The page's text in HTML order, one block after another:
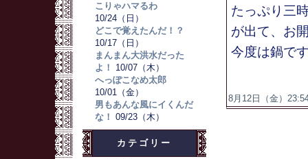
こりゃハマるわ
10/24（日）
どこで覚えたんだ！？
10/17（日）
まんまん大洪水だった
よ！
10/07（木）
へっぽこなめ太郎
10/01（金）
男もあんな風にイくんだ
な！ 09/23（木）
カテゴリー
たっぷり三
が出て、お
今度は鍋で
8月12日（金）